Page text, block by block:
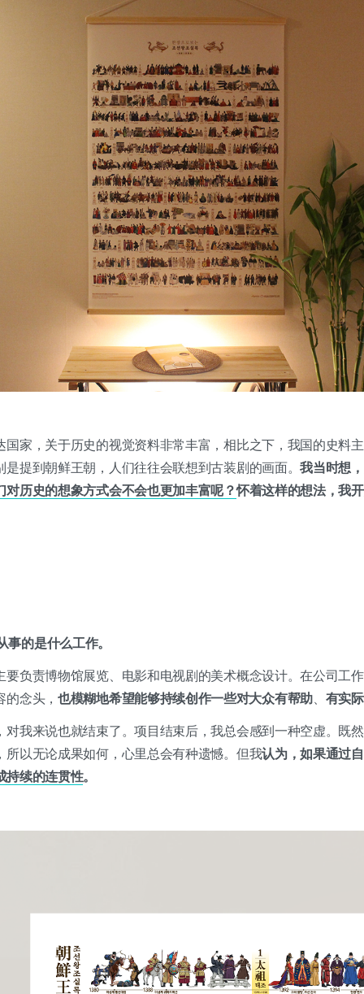
国家，关于历史的视觉资料非常丰富，相比之下，我国的史料
是提到朝鲜王朝，人们往往会联想到古装剧的画面。我当时想，
对历史的想象方式会不会也更加丰富呢？怀着这样的想法，我开
的是什么工作。
要负责博物馆展览、电影和电视剧的美术概念设计。在公司工
念头， 也模糊地希望能够持续创作一些对大众有帮助、 有实
对我来说也就结束了。项目结束后，我总会感到一种空虚。既
所以无论成果如何，心里总会有种遗憾。但我认为，如果通过
持续的连贯性。